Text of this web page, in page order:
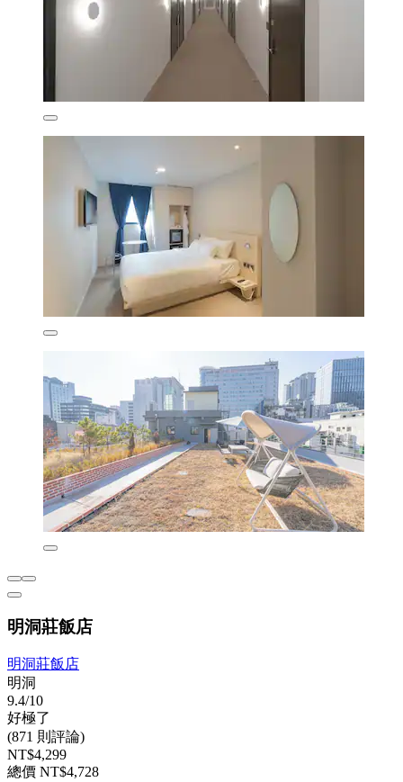
明洞莊飯店
明洞莊飯店
明洞
9.4/10
好極了
(871 則評論)
NT$4,299
總價 NT$4,728